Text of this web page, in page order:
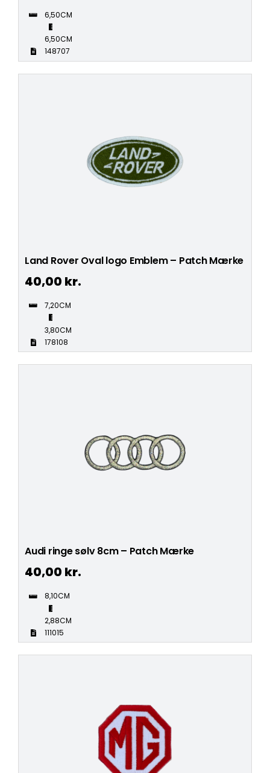
6,50CM
6,50CM
148707
Land Rover Oval logo Emblem – Patch Mærke
40,00 kr.
7,20CM
3,80CM
178108
Audi ringe sølv 8cm – Patch Mærke
40,00 kr.
8,10CM
2,88CM
111015